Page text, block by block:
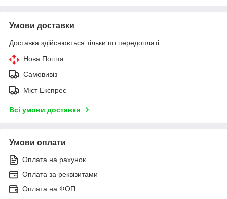
Умови доставки
Доставка здійснюється тільки по передоплаті.
Нова Пошта
Самовивіз
Міст Експрес
Всі умови доставки
Умови оплати
Оплата на рахунок
Оплата за реквізитами
Оплата на ФОП